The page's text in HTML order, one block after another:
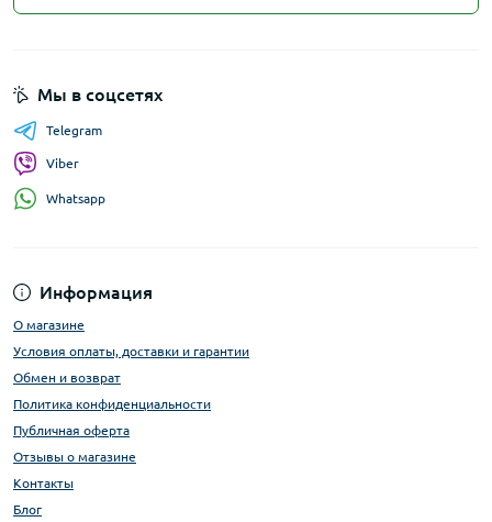
Информация
О магазине
Условия оплаты, доставки и гарантии
Обмен и возврат
Политика конфиденциальности
Публичная оферта
Отзывы о магазине
Контакты
Блог
Мы в соцсетях
Telegram
Viber
Whatsapp